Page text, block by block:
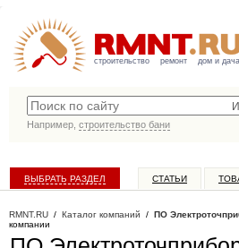
строительство ремонт дом и дача
Например, строительство бани
ВЫБРАТЬ РАЗДЕЛ СТАТЬИ
RMNT.RU / Каталог компаний / ПО
компании